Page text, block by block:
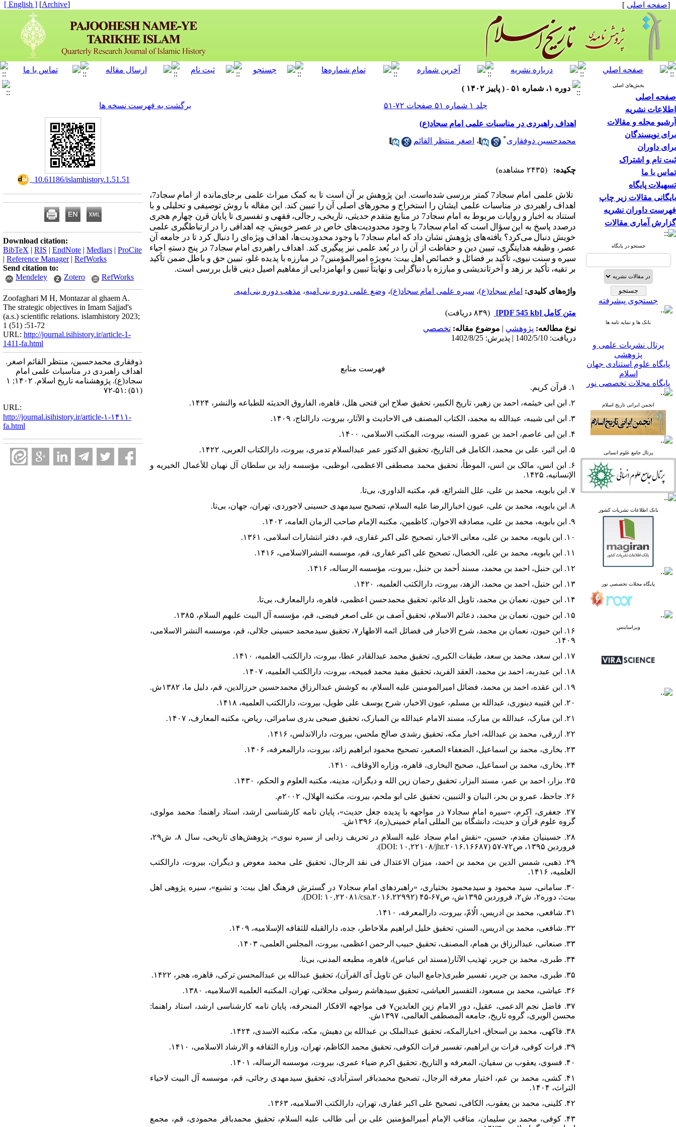
[صفحه اصلی ]
[
Archive
]
[ English ]
بخش‌های اصلی
صفحه اصلی
اطلاعات نشریه
آرشیو مجله و مقالات
برای نویسندگان
برای داوران
ثبت نام و اشتراک
تماس با ما
تسهیلات پایگاه
بایگانی مقالات زیر چاپ
فهرست داوران نشریه
گزارش آماری مقالات
جستجو در پایگاه
جستجوی پیشرفته
بانک ها و نمایه نامه ها
پژوهشی
پایگاه علوم استنادی جهان
اسلام
پایگاه مجلات تخصصی نور
پایگاه مرکز اطلاعات جهاد
پرتال جامع علوم انسانی
بانک اطلاعات نشریات
کشور
google scholar
linked in
Academia
پژوهشی
پایگاه علوم استنادی جهان
اسلام
پایگاه مجلات تخصصی نور
پایگاه مرکز اطلاعات جهاد
پرتال جامع علوم انسانی
بانک اطلاعات نشریات
google scholar
Academia
انجمن ایرانی تاریخ اسلام
پرتال جامع علوم انسانی
بانک اطلاعات نشریات کشور
پایگاه مجلات تخصصی نور
ویراساینس
دوره ۱، شماره ۵۱ - ( پاییز ۱۴۰۲ )
جلد ۱ شماره ۵۱ صفحات ۷۲-۵۱
برگشت به فهرست نسخه ها
اهداف راهبردی در مناسبات علمی امام سجاد(ع)
محمدحسین ذوفقاری* ، اصغر منتظر القائم
چکیده: (۲۴۳۵ مشاهده)
تلاش علمی امام سجاد7 کمتر بررسی شده‌است. این پژوهش بر آن است تا به کمک میراث علمی برجای‌مانده از امام سجاد7،
اهداف راهبردی در مناسبات علمی ایشان را استخراج و محورهای اصلی آن را تبیین کند. این مقاله با روش توصیفی و تحلیلی و با
استناد به اخبار و روایات مربوط به امام سجاد7 در منابع متقدم حدیثی، تاریخی، رجالی، فقهی و تفسیری تا پایان قرن چهارم هجری
درصدد پاسخ به این سؤال است که امام سجاد7 با وجود محدودیت‌های خاص در عصر خویش، چه اهدافی را در ارتباط­گیری علمی
خویش دنبال می‌کرد؟ یافته‌های پژوهش نشان داد که امام سجاد7 با وجود محدودیت‌ها، اهداف ویژه‌ای را دنبال کرد تا در جامعه آن
عصر، وظیفه هدایت­گری، تبیین دین و حفاظت از آن را در بُعد علمی نیز پیگیری کند. اهداف راهبردی امام سجاد7 در پنج دستهِ احیاء
سیره و سنت نبوی، تأکید بر فضائل و خصائص اهل بیت: به‌ویژه امیرالمؤمنین7 در مبارزه با پدیده غلو، تبیین حق و باطل ضمن تأکید
بر تقیه، تأکید بر زهد و آخرت­اندیشی و مبارزه با دنیاگرایی و نهایتاً تبیین و ابهام­زدایی از مفاهیم اصیل دینی قابل بررسی است.
واژه‌های کلیدی: امام سجاد(ع)، سیره علمی امام سجاد(ع)، وضع علمی دوره بنی‌امیه، مذهب دوره بنی‌امیه.
متن کامل [PDF 545 kb]
(۸۳۹ دریافت)
نوع مطالعه: پژوهشي | موضوع مقاله: تخصصي
دریافت: 1402/5/10 | پذیرش: 1402/8/25
فهرست منابع
۱. قرآن کریم.
۲. ابن ابی خیثمه، احمد بن زهیر، تاریخ الکبیر، تحقیق صلاح ابن فتحی هلل، قاهره، الفاروق الحدیثه للطباعه والنشر، ۱۴۲۴.
۳. ابن ابی شیبه، عبدالله به محمد، الکتاب المصنف فی الاحادیث و الآثار، بیروت، دارالتاج، ۱۴۰۹.
۴. ابن ابی عاصم، احمد بن عمرو، السنه، بیروت، المکتب الاسلامی، ۱۴۰۰.
۵. ابن اثیر، علی بن محمد، الکامل فی التاریخ، تحقیق الدکتور عمر عبدالسلام تدمری، بیروت، دارالکتاب العربی، ۱۴۲۲.
۶. ابن انس، مالک بن انس، الموطأ، تحقیق محمد مصطفی الاعظمی، ابوظبی، مؤسسه زاید بن سلطان آل نهیان للأعمال الخیریه و
الإنسانیه، ۱۴۲۵.
۷. ابن ‌بابویه، محمد بن علی، علل الشرائع، قم، مکتبه الداوری، بی‌تا.
۸. ابن ‌بابویه، محمد بن علی، عیون اخبارالرضا علیه السلام، تصحیح سیدمهدی حسینی لاجوردی، تهران، جهان، بی‌تا.
۹. ابن ‌بابویه، محمد بن علی، مصادقه الاخوان، کاظمین، مکتبه الإمام صاحب الزمان العامه، ۱۴۰۲.
۱۰. ابن ‌بابویه، محمد بن علی، معانی الاخبار، تصحیح علی اکبر غفاری، قم، دفتر انتشارات اسلامی، ۱۳۶۱.
۱۱. ابن ‌بابویه، محمد بن علی، الخصال، تصحیح علی اکبر غفاری، قم، موسسه النشرالاسلامی، ۱۴۱۶.
۱۲. ابن حنبل، احمد بن محمد، مسند أحمد بن حنبل، بیروت، مؤسسه الرساله، ۱۴۱۶.
۱۳. ابن حنبل، احمد بن محمد، الزهد، بیروت، دارالکتب العلمیه، ۱۴۲۰.
۱۴. ابن حیون، نعمان بن محمد، تاویل الدعائم، تحقیق محمدحسن اعظمی، قاهره، دارالمعارف، بی‌تا.
۱۵. ابن حیون، نعمان بن محمد، دعائم الاسلام، تحقیق آصف بن علی اصغر فیضی، قم، مؤسسه آل البیت علیهم السلام‌، ۱۳۸۵.
۱۶. ابن حیون، نعمان بن محمد، شرح الاخبار فی فضائل ائمه الاطهار۷، تحقیق سیدمحمد حسینی جلالی، قم، موسسه النشر الاسلامی،
۱۴۰۹.
۱۷. ابن سعد، محمد بن سعد، طبقات الکبری، تحقیق محمد عبدالقادر عطا، بیروت، دارالکتب العلمیه، ۱۴۱۰.
۱۸. ابن عبدربه، احمد بن محمد، العقد الفرید، تحقیق مفید محمد قمیحه، بیروت، دارالکتب العلمیه، ۱۴۰۷.
۱۹. ابن عقده، احمد بن محمد، فضائل امیرالمومنین علیه السلام، به کوشش عبدالرزاق محمدحسین حرزالدین، قم، دلیل ما، ۱۳۸۲ش.
۲۰. ابن قتیبه دینوری، عبدالله بن مسلم، عیون الاخبار، شرح یوسف علی طویل، بیروت، دارالکتب العلمیه، ۱۴۱۸.
۲۱. ابن مبارک، عبدالله بن مبارک، مسند الامام عبدالله بن المبارک، تحقیق صبحی بدری سامرائی، ریاض، مکتبه المعارف، ۱۴۰۷.
۲۲. ازرقی، محمد بن عبدالله، اخبار مکه، تحقیق رشدی صالح ملحس، بیروت، دارالاندلس، ۱۴۱۶.
۲۳. بخاری، محمد بن اسماعیل، الضعفاء الصغیر، تصحیح محمود ابراهیم زائد، بیروت، دارالمعرفه، ۱۴۰۶.
۲۴. بخاری، محمد بن اسماعیل، صحیح البخاری، قاهره، وزاره الاوقاف، ۱۴۱۰.
۲۵. بزار، احمد بن عمر، مسند البزار، تحقیق رحمان زین الله و دیگران، مدینه، مکتبه العلوم و الحکم، ۱۴۳۰.
۲۶. جاحظ، عمرو بن بحر، البیان و التبیین، تحقیق علی ابو ملحم، بیروت، مکتبه الهلال، ۲۰۰۲م.
۲۷. جعفری، اکرم، «سیره امام سجاد۷ در مواجهه با پدیده جعل حدیث»، پایان نامه کارشناسی ارشد، استاد راهنما: محمد مولوی،
گروه علوم قرآن و حدیث، دانشگاه بین المللی امام خمینی(ره)، ۱۳۹۶ش.
۲۸. حسینیان مقدم، حسین، «نقش امام سجاد علیه السلام در تحریف زدایی از سیره نبوی»، پژوهش‌های تاریخی، سال ۸، ش۲۹،
فروردین ۱۳۹۵، ص۷۲-۵۷ (DOI: ۱۰,۲۲۱۰۸/jhr.۲۰۱۶.۱۶۶۸۷).
۲۹. ذهبی، شمس الدین بن محمد بن احمد، میزان الاعتدال فی نقد الرجال، تحقیق علی محمد معوض و دیگران، بیروت، دارالکتب
العلمیه، ۱۴۱۶.
۳۰. سامانی، سید محمود و سیدمحمود بختیاری، «راهبردهای امام سجاد۷ در گسترش فرهنگ اهل بیت: و تشیع»، سیره پژوهی اهل
بیت:، دوره۲، ش۲، فروردین ۱۳۹۵ش، ص۶۷-۴۵ (DOI: ۱۰,۲۲۰۸۱/csa.۲۰۱۶.۲۲۹۹۲).
۳۱. شافعی، محمد بن ادریس، الُامّ، بیروت، دارالمعرفه، ۱۴۱۰.
۳۲. شافعی، محمد بن ادریس، السنن، تحقیق خلیل ابراهیم ملاخاطر، جده، دارالقبله للثقافه الإسلامیه، ۱۴۰۹.
۳۳. صنعانی، عبدالرزاق بن همام، المصنف، تحقیق حبیب الرحمن اعظمی، بیروت، المجلس العلمی، ۱۴۰۳.
۳۴. طبری، محمد بن جریر، تهذیب الآثار(مسند ابن عباس)، قاهره، مطبعه المدنی، بی‌تا.
۳۵. طبری، محمد بن جریر، تفسیر طبری(جامع البیان عن تاویل آی القرآن)، تحقیق عبدالله بن عبدالمحسن ترکی، قاهره، هجر، ۱۴۲۲.
۳۶. عیاشی، محمد بن مسعود، التفسیر العیاشی، تحقیق سیدهاشم رسولی محلاتی، تهران، المکتبه العلمیه الاسلامیه، ۱۳۸۰.
۳۷. فاضل نجم الدعمی، عقیل، دور الامام زین العابدین۷ فی مواجهه الافکار المنحرفه، پایان نامه کارشناسی ارشد، استاد راهنما:
محسن الویری، گروه تاریخ، جامعه المصطفی العالمی، ۱۳۹۷ش.
۳۸. فاکهی، محمد بن اسحاق، اخبارالمکه، تحقیق عبدالملک بن عبدالله بن دهیش، مکه، مکتبه الاسدی، ۱۴۲۴.
۳۹. فرات کوفی، فرات بن ابراهیم، تفسیر فرات الکوفی، تحقیق محمد الکاظم، تهران، وزاره الثقافه و الارشاد الاسلامی، ۱۴۱۰.
۴۰. فسوی، یعقوب بن سفیان، المعرفه و التاریخ، تحقیق اکرم ضیاء عمری، بیروت، موسسه الرساله، ۱۴۰۱.
۴۱. کشی، محمد بن عم، اختیار معرفه الرجال، تصحیح محمدباقر استرآبادی، تحقیق سیدمهدی رجائی، قم، موسسه آل البیت لاحیاء
التراث، ۱۴۰۴.
۴۲. کلینی، محمد بن یعقوب، الکافی، تصحیح علی اکبر غفاری، تهران، دارالکتب الاسلامیه، ۱۳۶۳.
۴۳. کوفی، محمد بن سلیمان، مناقب الإمام أمیرالمؤمنین علی بن أبی طالب علیه السلام، تحقیق محمدباقر محمودی، قم، مجمع
‎ 10.61186/islamhistory.1.51.51
Download citation:
BibTeX | RIS | EndNote | Medlars | ProCite
| Reference Manager| RefWorks
Send citation to:
Mendeley
Zotero RefWorks
Zoofaghari M H, Montazar al ghaem A.
The strategic objectives in Imam Sajjad's
(a.s.) scientific relations. islamhistory 2023;
1 (51) :51-72
URL: http://journal.isihistory.ir/article-1-
1411-fa.html
ذوفقاری محمدحسین، منتظر القائم اصغر.
اهداف راهبردی در مناسبات علمی امام
سجاد(ع). پژوهشنامه تاریخ اسلام. ۱۴۰۲; ۱
(۵۱) :۵۱-۷۲
URL:
http://journal.isihistory.ir/article-۱-۱۴۱۱-
fa.html